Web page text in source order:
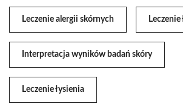
Leczenie alergii skórnych Leczenie
Interpretacja wyników badań skóry
Leczenie łysienia